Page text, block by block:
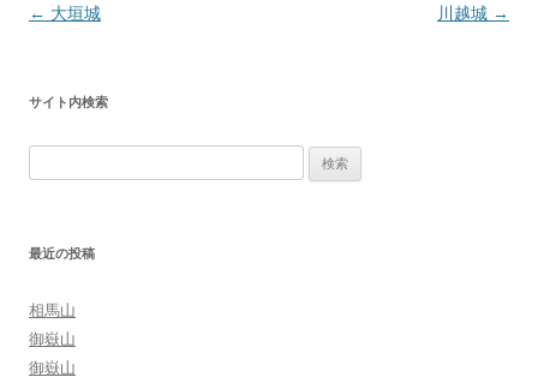
投
ビ
ゲ
ー
ョ
← 大垣城 川越城 →
サイト内検索
索:
最近の投稿
相馬山
御嶽山
御嶽山